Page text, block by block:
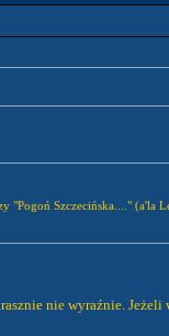
"Pogoń Szczecińska...." (a'la
nie wyraźnie.